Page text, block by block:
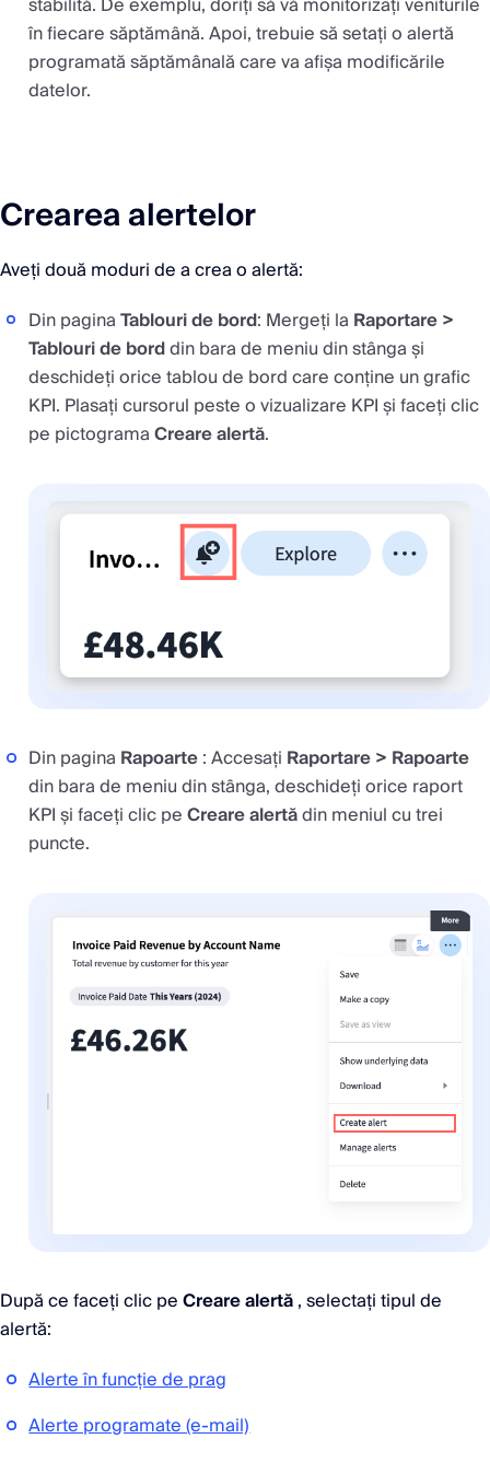
în fiecare săptămână. Apoi, trebuie să setați o alertă
programată săptămânală care va afișa modificările
datelor.
Crearea alertelor
Aveți două moduri de a crea o alertă:
Din paginaTablouri de bord: Mergeți la Raportare >
Tablouri de borddin bara de meniu din stânga și
deschideți orice tablou de bord care conține un grafic
KPI. Plasați cursorul peste o vizualizare KPI și faceți clic
pe pictogramaCreare alertă.
Din pagina Rapoarte: Accesați Raportare > Rapoarte
din bara de meniu din stânga, deschideți orice raport
KPI și faceți clic peCreare alertădin meniul cu trei
puncte.
După ce faceți clic peCreare alertă, selectați tipul de
alertă:
Alerte în funcție de prag
Alerte programate (e-mail)